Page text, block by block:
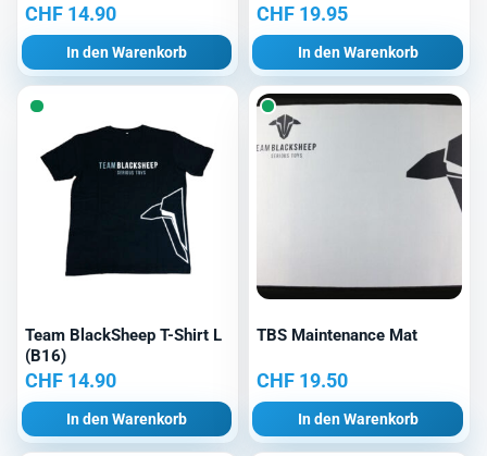
CHF 14.90
In den Warenkorb
CHF19.95
In den Warenkorb
Team BlackSheep T-Shirt L
(B16)
CHF 14.90
In den Warenkorb
TBS Maintenance Mat
CHF19.50
In den Warenkorb